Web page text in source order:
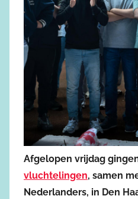
Afgelopen vrijdag
vluchtelingen, samen
Nederlanders, in Den